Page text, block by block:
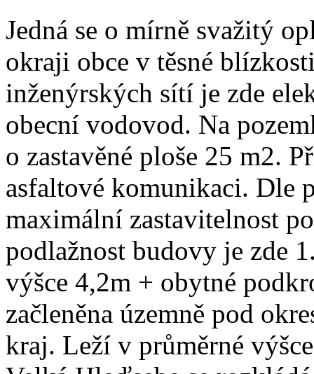
Jedná se o mírně svažitý
okraji obce v těsné
inženýrských sítí je zde
obecní vodovod. Na
o zastavěné ploše 25 m2.
asfaltové komunikaci. Dle
maximální zastavitelnost
podlažnost budovy je zde
výšce 4,2m + obytné
začleněna územně pod
kraj. Leží v průměrné